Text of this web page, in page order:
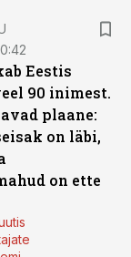
Eestis
90 inimest.
plaane:
on läbi,
on ette